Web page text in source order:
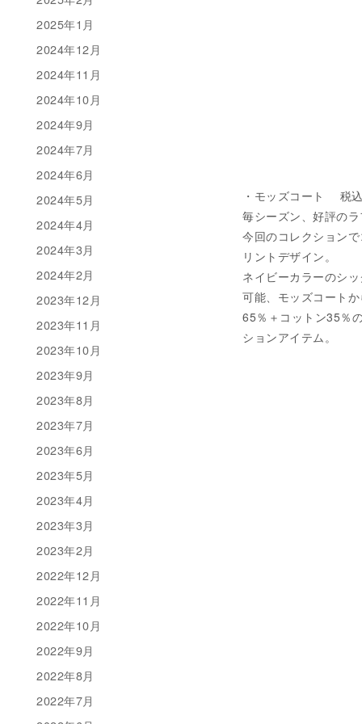
・モッズコート 税
毎シーズン、好評の
今回のコレクション
リントデザイン。
ネイビーカラーのシ
可能、モッズコート
65％＋コットン35％
ションアイテム。
2025年1月
2024年12月
2024年11月
2024年10月
2024年9月
2024年7月
2024年6月
2024年5月
2024年4月
2024年3月
2024年2月
2023年12月
2023年11月
2023年10月
2023年9月
2023年8月
2023年7月
2023年6月
2023年5月
2023年4月
2023年3月
2023年2月
2022年12月
2022年11月
2022年10月
2022年9月
2022年8月
2022年7月